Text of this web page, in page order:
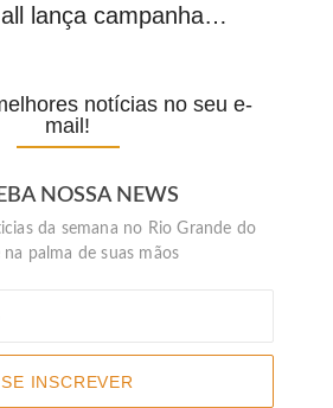
lança campanha…
notícias no seu e-
mail!
NOSSA NEWS
da semana no Rio Grande do
na palma de suas mãos
SE INSCREVER